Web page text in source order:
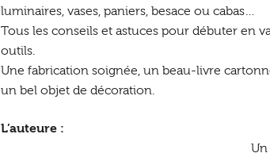
luminaires, vases, paniers, besace ou cabas…
Tous les conseils et astuces pour débuter en
outils.
Une fabrication soignée, un beau-livre
un bel objet de décoration.
L’auteure :
Un